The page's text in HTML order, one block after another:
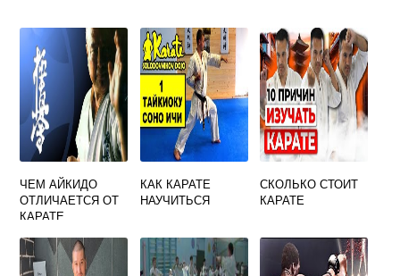
ЧЕМ АЙКИДО
ОТЛИЧАЕТСЯ ОТ
КАРАТЕ
КАК КАРАТЕ
НАУЧИТЬСЯ
СКОЛЬКО СТОИТ
КАРАТЕ